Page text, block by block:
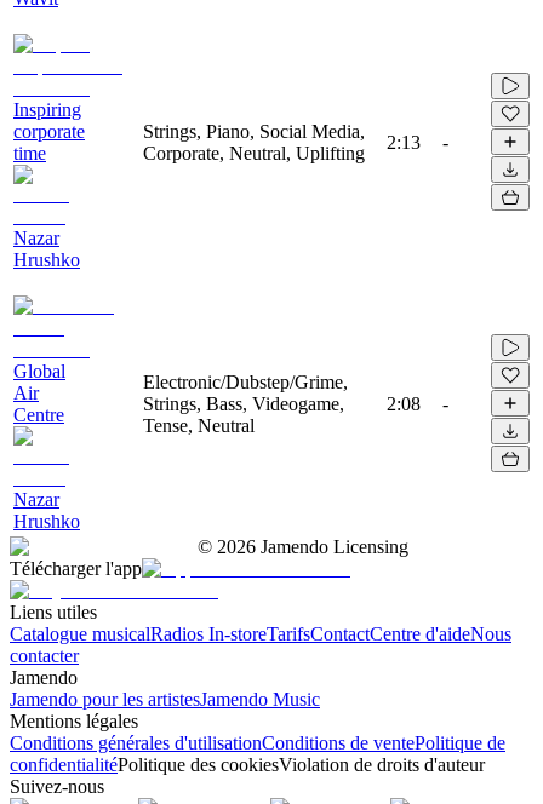
Inspiring
corporate
time
Nazar
Hrushko
Strings, Piano, Social Media,
Corporate, Neutral, Uplifting
2:13 -
Global
Air
Centre
Nazar
Hrushko
Electronic/Dubstep/Grime,
Strings, Bass, Videogame,
Tense, Neutral
2:08 -
© 2026 Jamendo Licensing
Télécharger l'app
Liens utiles
Catalogue musicalRadios In-storeTarifsContactCentre d'aideNous
contacter
Jamendo
Jamendo pour les artistesJamendo Music
Mentions légales
Conditions générales d'utilisationConditions de ventePolitique de
confidentialitéPolitique des cookiesViolation de droits d'auteur
Suivez-nous